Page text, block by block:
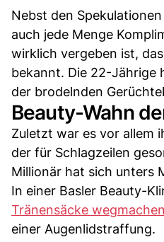
Nebst den
auch jede Menge
wirklich vergeben ist,
bekannt. Die 22-Jährige
der brodelnden
Beauty-Wahn
Zuletzt war es vor allem
der für Schlagzeilen
Millionär hat sich unters
In einer Basler Beauty-
Tränensäcke wegmachen
einer Augenlidstraffung.